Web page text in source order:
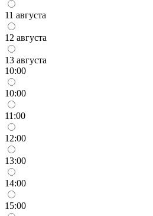
11 августа
12 августа
13 августа
10:00
10:00
11:00
12:00
13:00
14:00
15:00